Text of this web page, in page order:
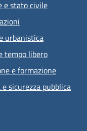
e stato civile
urbanistica
tempo libero
e formazione
sicurezza pubblica